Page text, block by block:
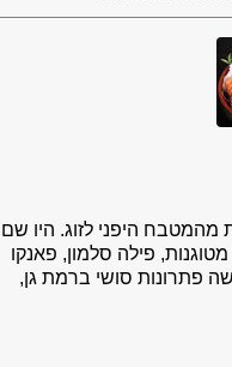
מהמטבח היפני לזוג. היו שם
פילה סלמון, פאנקו
פתרונות סושי ברמת גן,